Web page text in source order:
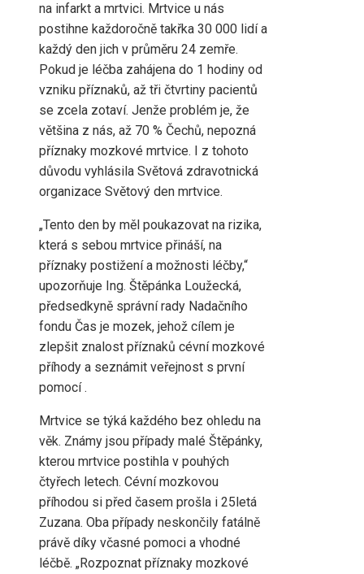
na infarkt a mrtvici. Mrtvice u nás
postihne každoročně takřka 30 000 lidí a
každý den jich v průměru 24 zemře.
Pokud je léčba zahájena do 1 hodiny od
vzniku příznaků, až tři čtvrtiny pacientů
se zcela zotaví. Jenže problém je, že
většina z nás, až 70 % Čechů, nepozná
příznaky mozkové mrtvice. I z tohoto
důvodu vyhlásila Světová zdravotnická
organizace Světový den mrtvice.
„Tento den by měl poukazovat na rizika,
která s sebou mrtvice přináší, na
příznaky postižení a možnosti léčby,“
upozorňuje Ing. Štěpánka Loužecká,
předsedkyně správní rady Nadačního
fondu Čas je mozek, jehož cílem je
zlepšit znalost příznaků cévní mozkové
příhody a seznámit veřejnost s první
pomocí .
Mrtvice se týká každého bez ohledu na
věk. Známy jsou případy malé Štěpánky,
kterou mrtvice postihla v pouhých
čtyřech letech. Cévní mozkovou
příhodou si před časem prošla i 25letá
Zuzana. Oba případy neskončily fatálně
právě díky včasné pomoci a vhodné
léčbě. „Rozpoznat příznaky mozkové